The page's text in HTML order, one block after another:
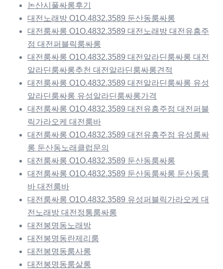
논산시풀싸롱후기
대전노래방 O1O.4832.3589 둔산동룸싸롱
대전룸싸롱 O1O.4832.3589 대전노래방 대전유흥주
점 대전퍼블릭룸싸롱
대전룸싸롱 O1O.4832.3589 대전알라딘룸싸롱 대전
알라딘룸싸롱추천 대전알라딘룸싸롱견적
대전룸싸롱 O1O.4832.3589 대전알라딘룸싸롱 유성
알라딘룸싸롱 유성알라딘룸싸롱가격
대전룸싸롱 O1O.4832.3589 대전유흥주점 대전퍼블
릭가라오케 대전룸바
대전룸싸롱 O1O.4832.3589 대전유흥주점 유성룸싸
롱 둔산동노래클럽문의
대전룸싸롱 O1O.4832.3589 둔산동룸싸롱
대전룸싸롱 O1O.4832.3589 둔산동룸싸롱 둔산동룸
바 대전룸바
대전룸싸롱 O1O.4832.3589 유성퍼블릭가라오케 대
전노래방 대전정통룸싸롱
대전봉명동노래방
대전봉명동란제리룸
대전봉명동룸사롱
대전봉명동룸살롱